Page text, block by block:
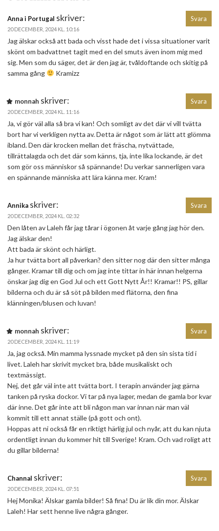
Anna i Portugal skriver:
20 DECEMBER, 2024 KL. 10:16
Jag älskar också att bada och visst hade det i vissa situationer varit
skönt om badvattnet tagit med en del smuts även inom mig med
sig. Men som du säger, det är den jag är, tvåldoftande och skitig på
samma gång
Kramizz
Svara
monnah skriver:
20 DECEMBER, 2024 KL. 11:16
Ja, vi gör väl alla så bra vi kan! Och somligt av det där vi vill tvätta
bort har vi verkligen nytta av. Detta är något som är lätt att glömma
ibland. Den där krocken mellan det fräscha, nytvättade,
tillrättalagda och det där som känns, tja, inte lika lockande, är det
som gör oss människor så spännande! Du verkar sannerligen vara
en spännande människa att lära känna mer. Kram!
Svara
Annika skriver:
20 DECEMBER, 2024 KL. 02:32
Den låten av Laleh får jag tårar i ögonen åt varje gång jag hör den.
Jag älskar den!
Att bada är skönt och härligt.
Ja hur tvätta bort all påverkan? den sitter nog där den sitter många
gånger. Kramar till dig och om jag inte tittar in här innan helgerna
önskar jag dig en God Jul och ett Gott Nytt År!! Kramar!! PS, gillar
bilderna och du är så söt på bilden med flätorna, den fina
klänningen/blusen och luvan!
Svara
monnah skriver:
20 DECEMBER, 2024 KL. 11:19
Ja, jag också. Min mamma lyssnade mycket på den sin sista tid i
livet. Laleh har skrivit mycket bra, både musikaliskt och
textmässigt.
Nej, det går väl inte att tvätta bort. I terapin använder jag gärna
tanken på ryska dockor. Vi tar på nya lager, medan de gamla bor kvar
där inne. Det går inte att bli någon man var innan när man väl
kommit till ett annat ställe (på gott och ont).
Hoppas att ni också får en riktigt härlig jul och nyår, att du kan njuta
ordentligt innan du kommer hit till Sverige! Kram. Och vad roligt att
du gillar bilderna!
Svara
Channal skriver:
20 DECEMBER, 2024 KL. 07:51
Hej Monika! Älskar gamla bilder! Så fina! Du är lik din mor. Älskar
Laleh! Har sett henne live några gånger.
Svara